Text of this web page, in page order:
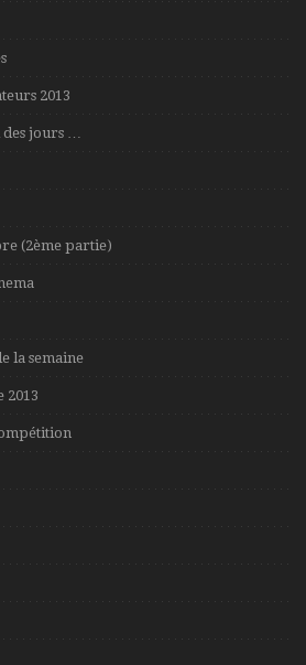
2013
des jours …
(2ème partie)
la semaine
2013